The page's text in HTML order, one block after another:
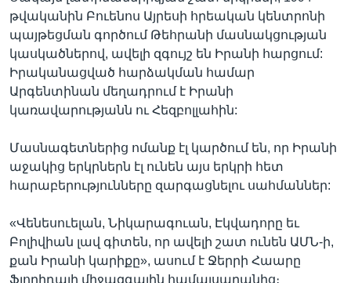
թվականին Բուենոս Այրեսի հրեական կենտրոնի
պայթեցման գործում Թեհրանի մասնակցության
կասկածներով, ավելի զգույշ են Իրանի հարցում:
Իրականացված հարձակման համար
Արգենտինան մեղադրում է Իրանի
կառավարությանն ու Հեզբոլլահին:
Մասնագետներից ոմանք էլ կարծում են, որ Իրանի
աջակից երկրներն էլ ունեն այս երկրի հետ
հարաբերությունները զարգացնելու սահմաններ:
«Վենեսուելան, Նիկարագուան, Էկվադորը եւ
Բոլիվիան լավ գիտեն, որ ավելի շատ ունեն ԱՄՆ-ի,
քան Իրանի կարիքը», ասում է Ջերրի Հաարը
Ֆլորիդայի միջազգային համալսարանից։